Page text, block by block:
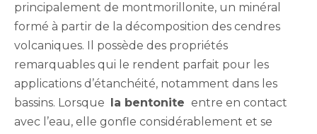
principalement de montmorillonite, un minéral
formé à partir de la décomposition des cendres
volcaniques. Il possède des propriétés
remarquables qui le rendent parfait pour les
applications d’étanchéité, notamment dans les
bassins. Lorsque la bentonite entre en contact
avec l’eau, elle gonfle considérablement et se